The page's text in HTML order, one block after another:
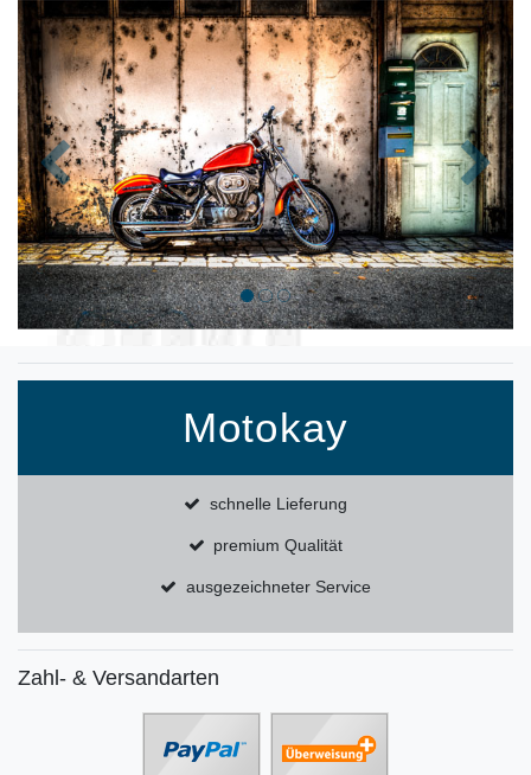
Zurück
Motokay
schnelle Lieferung
premium Qualität
ausgezeichneter Service
Zahl- & Versandarten